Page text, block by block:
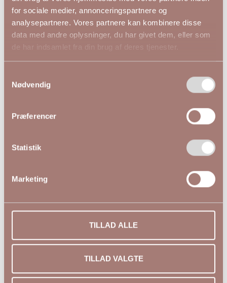
for sociale medier, annonceringspartnere og
analysepartnere. Vores partnere kan kombinere disse
data med andre oplysninger, du har givet dem, eller som
de har indsamlet fra din brug af deres tjenester.
Nødvendig
Præferencer
Statistik
Marketing
TILLAD ALLE
TILLAD VALGTE
KCjuliet Bluse Sand
10581896
KAFFE CURVE
★★★★★
KCjuliet Bluse Forrest
Night 10581896